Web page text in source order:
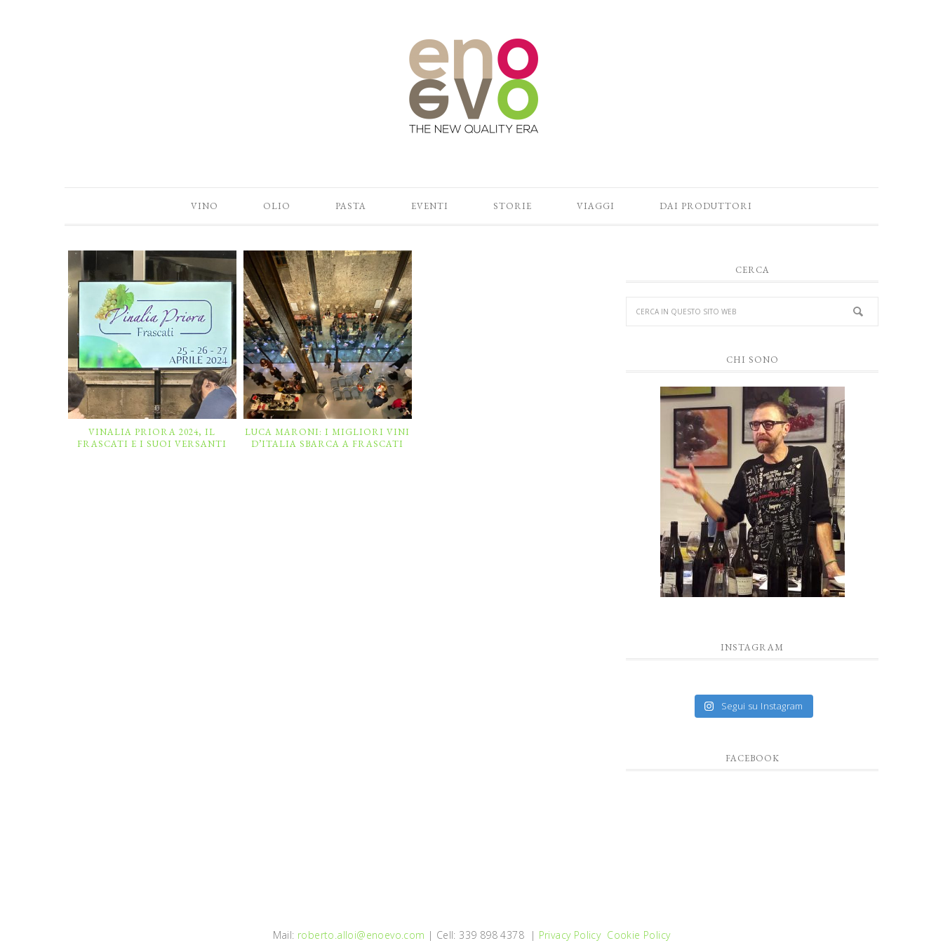
VINO OLIO PASTA EVENTI STORIE VIAGGI DAI PRODUTTORI
VINALIA PRIORA 2024, IL
FRASCATI E I SUOI VERSANTI
LUCA MARONI: I MIGLIORI VINI
D’ITALIA SBARCA A FRASCATI
CERCA
CHI SONO
INSTAGRAM
Segui su Instagram
FACEBOOK
Mail: roberto.alloi@enoevo.com | Cell: 339 898 4378 | Privacy Policy Cookie Policy